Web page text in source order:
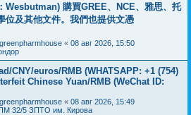
Wesbutman) 購買GREE、NCE、雅思、托
位及其他文件。我們也提供文憑
greenpharmhouse « 08 авг 2026, 15:50
CNY/euros/RMB (WHATSAPP: +1 (754)
Chinese Yuan/RMB (WeChat ID:
greenpharmhouse « 08 авг 2026, 15:49
32/5 ЗПТО им. Кирова